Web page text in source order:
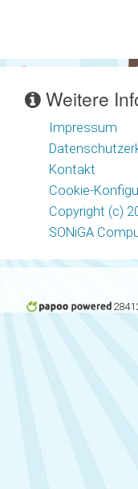
Weitere
Impressum
Kontakt
Cookie-
Copyright (c)
SONiGA